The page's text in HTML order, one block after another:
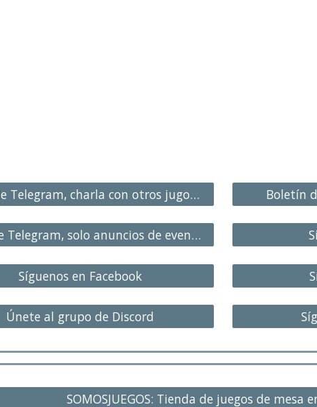
Grupo de Telegram, charla con otros jugones
Canal de Telegram, solo anuncios de eventos
Síguenos en Facebook
Únete al grupo de Discord
Boletín
SOMOSJUEGOS: Tienda de juegos de mesa